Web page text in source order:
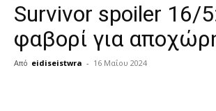
Survivor spoiler 16/
φαβορί για
Από eidiseistwra - 16 Μαΐου 2024